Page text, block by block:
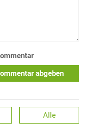
abgeben
Alle